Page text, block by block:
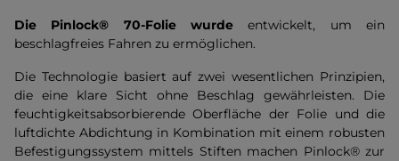
Die Pinlock® 70-Folie wurdeentwickelt, um ein
beschlagfreies Fahren zu ermöglichen.
Die Technologie basiert auf zwei wesentlichen Prinzipien,
die eine klare Sicht ohne Beschlag gewährleisten. Die
feuchtigkeitsabsorbierende Oberfläche der Folie und die
luftdichte Abdichtung in Kombination mit einem robusten
Befestigungssystem mittels Stiften machen Pinlock® zur